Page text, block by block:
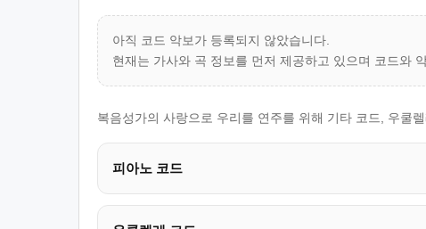
아직 코드 악보가 등록되지 않았습니다.
현재는 가사와 곡 정보를 먼저 제공하고 있으며 코드와
복음성가의 사랑으로 우리를 연주를 위해 기타 코드, 우쿨
피아노 코드